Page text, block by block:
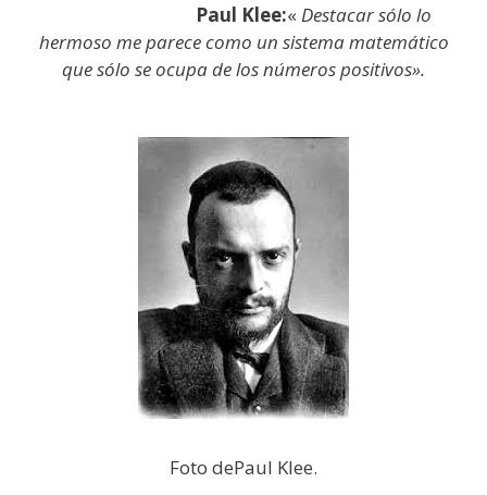
Paul Klee:« Destacar sólo lo
hermoso me parece como un sistema matemático
que sólo se ocupa de los números positivos».
Foto dePaul Klee.